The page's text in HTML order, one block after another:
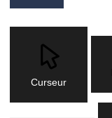
Curseur